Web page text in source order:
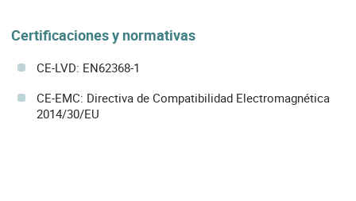
Certificaciones y normativas
CE-LVD: EN62368-1
CE-EMC: Directiva de Compatibilidad Electromagnética
2014/30/EU